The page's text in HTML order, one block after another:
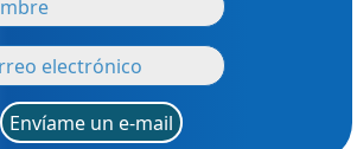
Envíame un e-mail